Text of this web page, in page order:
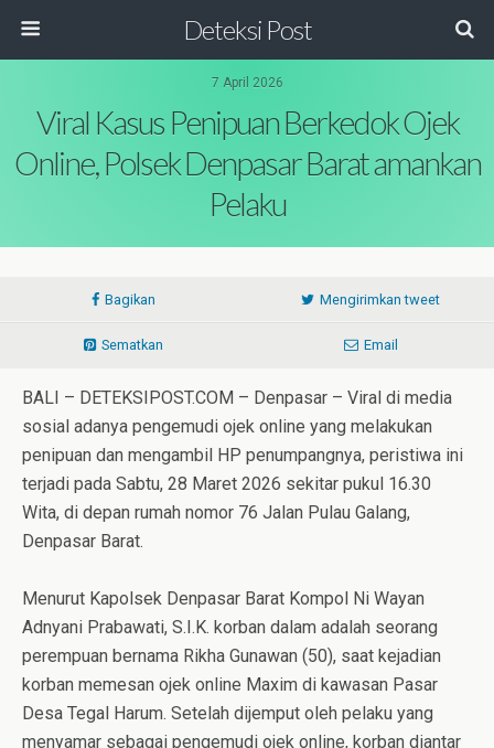
Deteksi Post
7 April 2026
Viral Kasus Penipuan Berkedok Ojek
Online, Polsek Denpasar Barat amankan
Pelaku
Bagikan Mengirimkan tweet
Sematkan Email
BALI – DETEKSIPOST.COM – Denpasar – Viral di media
sosial adanya pengemudi ojek online yang melakukan
penipuan dan mengambil HP penumpangnya, peristiwa ini
terjadi pada Sabtu, 28 Maret 2026 sekitar pukul 16.30
Wita, di depan rumah nomor 76 Jalan Pulau Galang,
Denpasar Barat.
Menurut Kapolsek Denpasar Barat Kompol Ni Wayan
Adnyani Prabawati, S.I.K. korban dalam adalah seorang
perempuan bernama Rikhа Gunawan (50), saat kejadian
korban memesan ojek online Maxim di kawasan Pasar
Desa Tegal Harum. Setelah dijemput oleh pelaku yang
menyamar sebagai pengemudi ojek online, korban diantar